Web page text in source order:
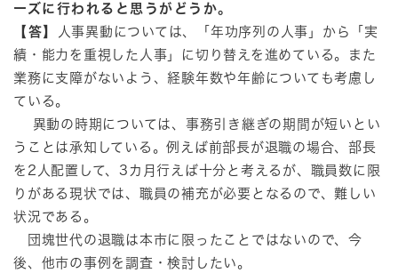
ーズに行われると思うがどうか。
【答】
人事異動については、「年功序列の人事」から「実
績・能力を重視した人事」に切り替えを進めている。また
業務に支障がないよう、経験年数や年齢についても考慮し
ている。
異動の時期については、事務引き継ぎの期間が短いとい
うことは承知している。例えば前部長が退職の場合、部長
を2人配置して、3カ月行えば十分と考えるが、職員数に限
りがある現状では、職員の補充が必要となるので、難しい
状況である。
団塊世代の退職は本市に限ったことではないので、今
後、他市の事例を調査・検討したい。